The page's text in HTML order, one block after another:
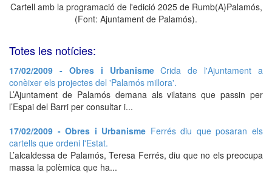
Cartell amb la programació de l'edició 2025 de Rumb(A)Palamós,
(Font: Ajuntament de Palamós).
Totes les notícies:
17/02/2009 - Obres i UrbanismeCrida de l'Ajuntament a
conèixer els projectes del 'Palamós millora'.
L’Ajuntament de Palamós demana als vilatans que passin per
l’Espai del Barri per consultar i...
17/02/2009 - Obres i Urbanisme Ferrés diu que posaran els
cartells que ordeni l'Estat.
L’alcaldessa de Palamós, Teresa Ferrés, diu que no els preocupa
massa la polèmica que ha...